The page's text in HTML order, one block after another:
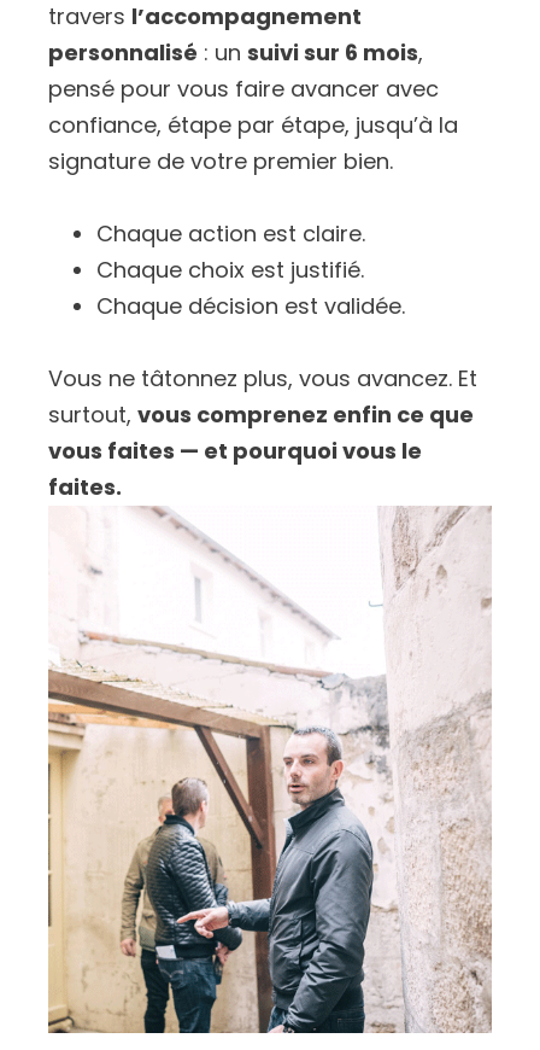
travers l’accompagnement
personnalisé : un suivi sur 6 mois,
pensé pour vous faire avancer avec
confiance, étape par étape, jusqu’à la
signature de votre premier bien.
Chaque action est claire.
Chaque choix est justifié.
Chaque décision est validée.
Vous ne tâtonnez plus, vous avancez. Et
surtout, vous comprenez enfin ce que
vous faites — et pourquoi vous le
faites.